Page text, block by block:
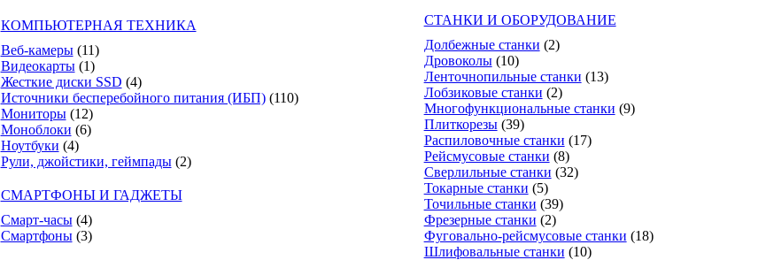
КОМПЬЮТЕРНАЯ ТЕХНИКА
Веб-камеры (11)
Видеокарты (1)
Жесткие диски SSD (4)
Источники бесперебойного питания (ИБП) (110)
Мониторы (12)
Моноблоки (6)
Ноутбуки (4)
Рули, джойстики, геймпады (2)
СМАРТФОНЫ И ГАДЖЕТЫ
Смарт-часы (4)
Смартфоны (3)
СТАНКИ И ОБОРУДОВАНИЕ
Долбежные станки (2)
Дровоколы (10)
Ленточнопильные станки (13)
Лобзиковые станки (2)
Многофункциональные станки (9)
Плиткорезы (39)
Распиловочные станки (17)
Рейсмусовые станки (8)
Сверлильные станки (32)
Токарные станки (5)
Точильные станки (39)
Фрезерные станки (2)
Фуговально-рейсмусовые станки (18)
Шлифовальные станки (10)